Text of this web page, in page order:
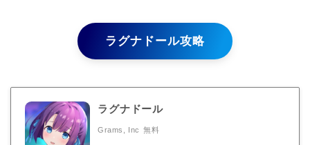
ラグナドール攻略
ラグナドール
Grams, Inc 無料